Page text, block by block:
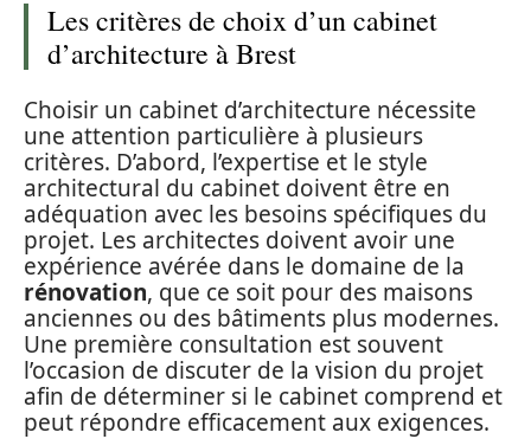
Les critères de choix d’un cabinet
d’architecture à Brest
Choisir un cabinet d’architecture nécessite
une attention particulière à plusieurs
critères. D’abord, l’expertise et le style
architectural du cabinet doivent être en
adéquation avec les besoins spécifiques du
projet. Les architectes doivent avoir une
expérience avérée dans le domaine de la
rénovation, que ce soit pour des maisons
anciennes ou des bâtiments plus modernes.
Une première consultation est souvent
l’occasion de discuter de la vision du projet
afin de déterminer si le cabinet comprend et
peut répondre efficacement aux exigences.